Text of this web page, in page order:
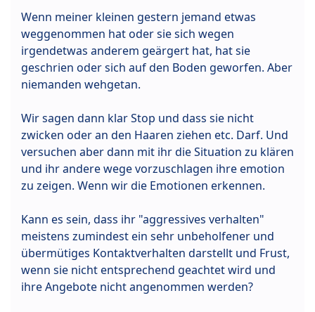
Wenn meiner kleinen gestern jemand etwas
weggenommen hat oder sie sich wegen
irgendetwas anderem geärgert hat, hat sie
geschrien oder sich auf den Boden geworfen. Aber
niemanden wehgetan.
Wir sagen dann klar Stop und dass sie nicht
zwicken oder an den Haaren ziehen etc. Darf. Und
versuchen aber dann mit ihr die Situation zu klären
und ihr andere wege vorzuschlagen ihre emotion
zu zeigen. Wenn wir die Emotionen erkennen.
Kann es sein, dass ihr "aggressives verhalten"
meistens zumindest ein sehr unbeholfener und
übermütiges Kontaktverhalten darstellt und Frust,
wenn sie nicht entsprechend geachtet wird und
ihre Angebote nicht angenommen werden?